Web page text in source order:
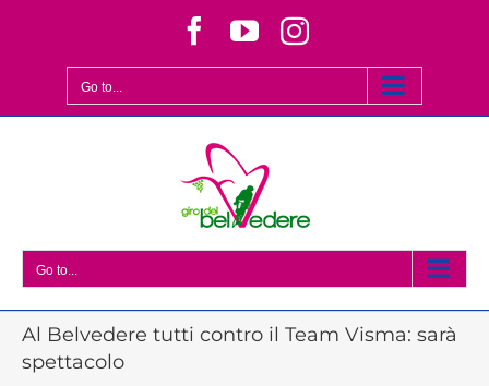
Facebook
YouTubeInstagram
Go to...
Go to...
Al Belvedere tutti contro il Team Visma: sarà
spettacolo